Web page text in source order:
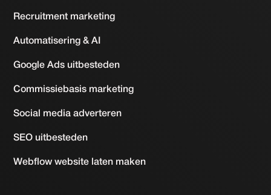
Recruitment marketing
Automatisering & AI
Google Ads uitbesteden
Commissiebasis marketing
Social media adverteren
SEO uitbesteden
Webflow website laten maken